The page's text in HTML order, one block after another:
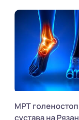
МРТ
сустава на